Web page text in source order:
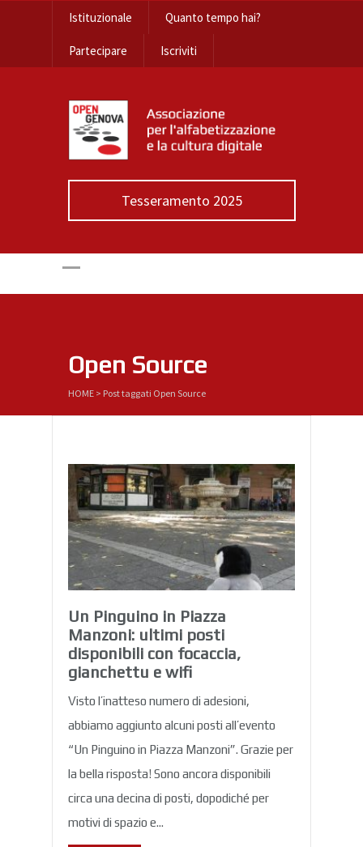
Istituzionale Quanto tempo hai?
Partecipare Iscriviti
Tesseramento 2025
Open Source
HOME > Post taggati Open Source
Un Pinguino in Piazza
Manzoni: ultimi posti
disponibili con focaccia,
gianchettu e wifi
Visto l’inatteso numero di adesioni,
abbiamo aggiunto alcuni posti all’evento
“Un Pinguino in Piazza Manzoni”. Grazie per
la bella risposta! Sono ancora disponibili
circa una decina di posti, dopodiché per
motivi di spazio e...